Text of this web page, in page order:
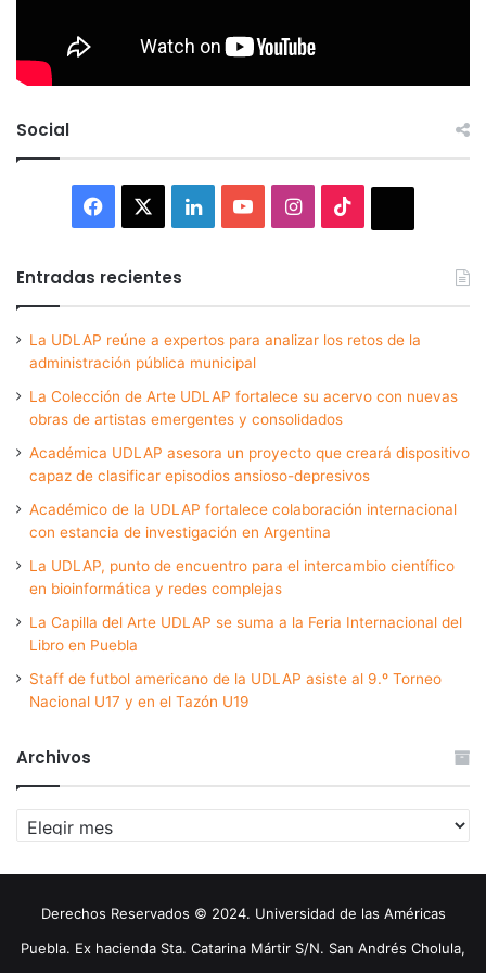
Social
Facebook LinkedInYouTubeInstagram
Entradas recientes
La UDLAP reúne a expertos para analizar los retos de la
administración pública municipal
La Colección de Arte UDLAP fortalece su acervo con nuevas
obras de artistas emergentes y consolidados
Académica UDLAP asesora un proyecto que creará dispositivo
capaz de clasificar episodios ansioso-depresivos
Académico de la UDLAP fortalece colaboración internacional
con estancia de investigación en Argentina
La UDLAP, punto de encuentro para el intercambio científico
en bioinformática y redes complejas
La Capilla del Arte UDLAP se suma a la Feria Internacional del
Libro en Puebla
Staff de futbol americano de la UDLAP asiste al 9.º Torneo
Nacional U17 y en el Tazón U19
Archivos
Archivos
Derechos Reservados © 2024. Universidad de las Américas
Puebla. Ex hacienda Sta. Catarina Mártir S/N. San Andrés Cholula,